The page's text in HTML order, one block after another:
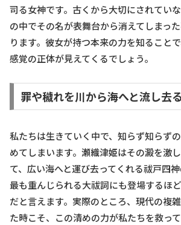
司る女神です。古くから大切にされてい
の中でその名が表舞台から消えてしまっ
ります。彼女が持つ本来の力を知ること
感覚の正体が見えてくるでしょう。
罪や穢れを川から海へと流し去
私たちは生きていく中で、知らず知らず
めてしまいます。瀬織津姫はその澱を激
て、広い海へと運び去ってくれる祓戸四
最も重んじられる大祓詞にも登場するほ
だと言えます。実際のところ、現代の複
た時こそ、この清めの力が私たちを救って